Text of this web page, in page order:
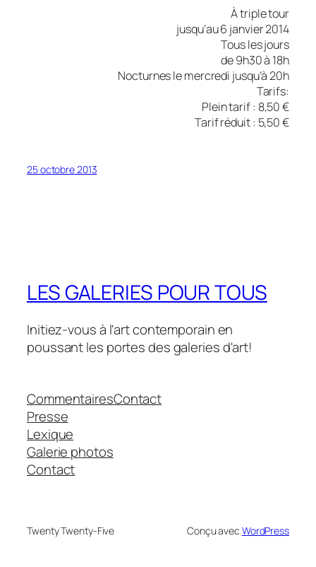
À triple tour
jusqu’au 6 janvier 2014
Tous les jours
de 9h30 à 18h
Nocturnes le mercredi jusqu’à 20h
Tarifs:
Plein tarif : 8,50 €
Tarif réduit : 5,50 €
25 octobre 2013
LES GALERIES POUR TOUS
Initiez-vous à l'art contemporain en
poussant les portes des galeries d'art!
Commentaires
Presse
Lexique
Galerie photos
Contact
Contact
Twenty Twenty-Five Conçu avec WordPress